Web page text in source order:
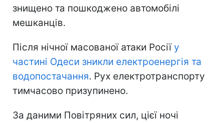
знищено та пошкоджено автомобілі
мешканців.
Після нічної масованої атаки Росіїу
частині Одеси зникли електроенергія та
водопостачання. Рух електротранспорту
тимчасово призупинено.
За даними Повітряних сил, цієї ночі